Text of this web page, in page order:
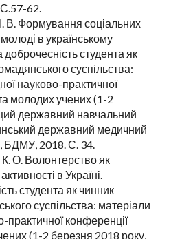
С.57-62.
В. Формування соціальних
в українському
доброчесність студента як
суспільства:
науково-практичної
молодих учених (1-2
державний навчальний
державний медичний
БДМУ, 2018. С. 34.
О. Волонтерство як
в Україні.
студента як чинник
суспільства: матеріали
конференції
(1-2 березня 2018 року,